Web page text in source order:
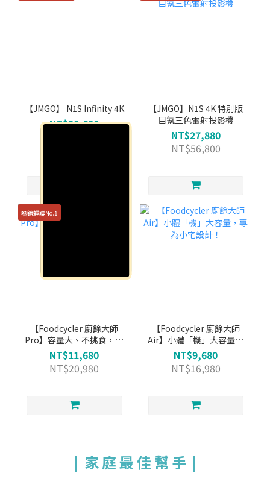
【JMGO】 N1S Infinity 4K
NT$38,680
【JMGO】N1S 4K 特別版
目氪三色雷射投影機
NT$27,880
NT$56,800
熱銷蟬聯No.1
【Foodcycler 廚餘大師
Pro】容量大、不挑食，廚
餘機界的最強王者！
NT$11,680
NT$20,980
【Foodcycler 廚餘大師
Air】小體「機」大容量，
專為小宅設計！
NT$9,680
NT$16,980
| 家 庭 最 佳 幫 手 |